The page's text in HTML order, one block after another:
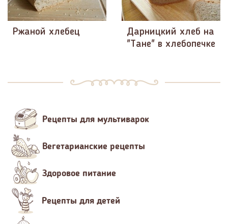
Ржаной хлебец
Дарницкий хлеб на
"Тане" в хлебопечке
Рецепты для мультиварок
Вегетарианские рецепты
Здоровое питание
Рецепты для детей